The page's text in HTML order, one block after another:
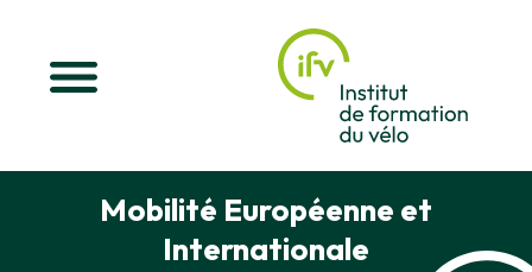
Mobilité Européenne et
Internationale